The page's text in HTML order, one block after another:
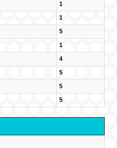
1
1
5
1
4
5
5
5